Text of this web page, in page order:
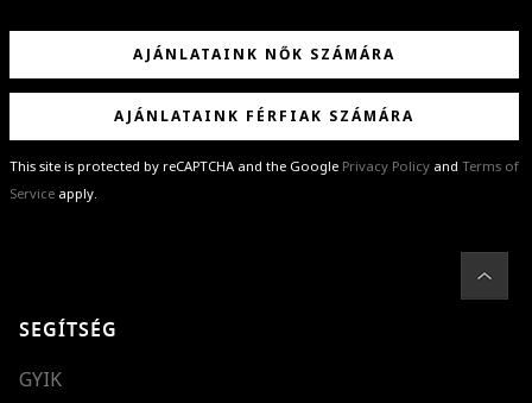
AJÁNLATAINK NŐK SZÁMÁRA
AJÁNLATAINK FÉRFIAK SZÁMÁRA
This site is protected by reCAPTCHA and the Google Privacy Policy and Terms of
Service apply.
különleges ajánlatainkat és stílustippjeinket!
SEGÍTSÉG
GYIK